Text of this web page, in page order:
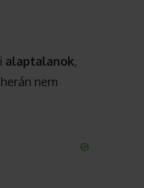
alaptalanok,
nem